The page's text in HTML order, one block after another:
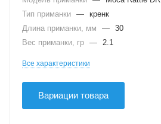
Тип приманки — кренк
Длина приманки, мм
— 30
Вес приманки, гр — 2.1
Все характеристики
Вариации товара